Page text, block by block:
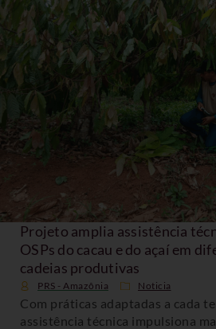
Projeto amplia assistência
OSPs do cacau e do açaí em
cadeias produtivas
PRS - Amazônia Noticia
Com práticas adaptadas a cada
assistência técnica impulsiona